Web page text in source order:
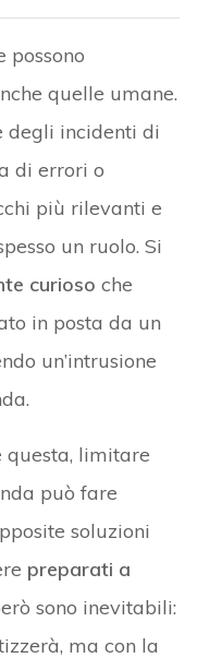
possono
quelle umane.
degli incidenti di
di errori o
più rilevanti e
un ruolo. Si
curioso che
in posta da un
un’intrusione
questa, limitare
può fare
soluzioni
preparati a
sono inevitabili:
ma con la